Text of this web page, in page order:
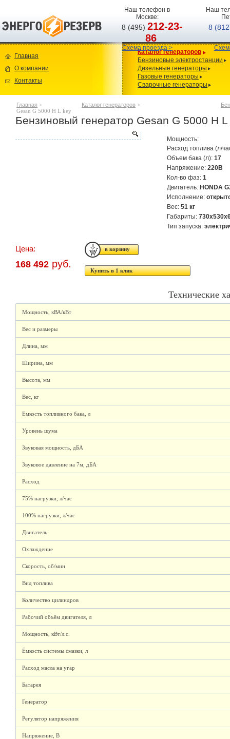
Наш телефон в
Москве:
8 (495)212-23-
86
Схема проезда >
Наш
8
Главная
О компании
Контакты
Каталог генераторов
Бензиновые электростанции
Дизельные генераторы
Газовые генераторы
Сварочные генераторы
Главная > Каталог генераторов >
Gesan G 5000 H L key
Бензиновый генератор Gesan G 5000 H
Мощность:
Расход топлива (л/
Объем бака (л): 17
Напряжение: 220В
Кол-во фаз: 1
Двигатель: HONDA
Исполнение:
Вес: 51 кг
Габариты:
Тип запуска:
Цена:
168 492 руб.
Купить в 1 клик
Технические
Мощность, кВА/кВт
Вес и размеры
Длина, мм
Ширина, мм
Высота, мм
Вес, кг
Емкость топливного бака, л
Уровень шума
Звуковая мощность, дБА
Звуковое давление на 7м, дБА
Расход
75% нагрузки, л/час
100% нагрузки, л/час
Двигатель
Охлаждение
Скорость, об/мин
Вид топлива
Количество цилиндров
Рабочий объём двигателя, л
Мощность, кВт/л.с.
Ёмкость системы смазки, л
Расход масла на угар
Батарея
Генератор
Регулятор напряжения
Напряжение, В